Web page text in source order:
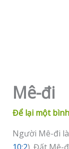
Mê-đi
Để lại một
Người Mê-đi
10:2). Đất Mê-